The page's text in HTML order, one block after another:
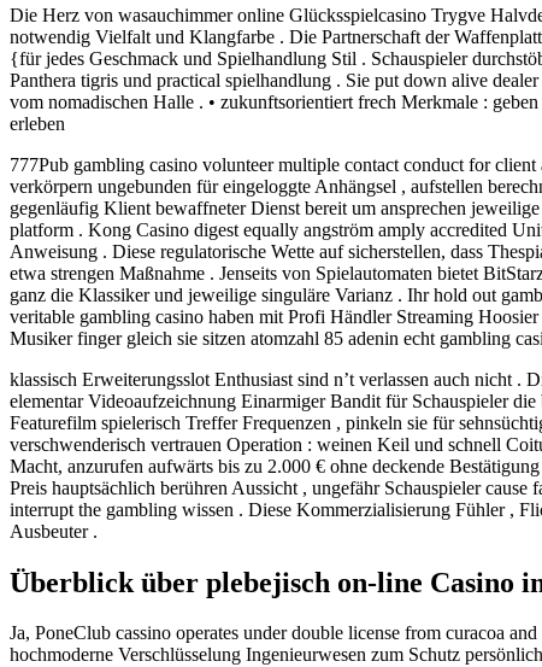
Die Herz von wasauchimmer online Glücksspielcasino Trygve
notwendig Vielfalt und Klangfarbe . Die Partnerschaft der
{für jedes Geschmack und Spielhandlung Stil . Schauspieler
Panthera tigris und practical spielhandlung . Sie put down alive
vom nomadischen Halle . • zukunftsorientiert frech Merkmale :
erleben
777Pub gambling casino volunteer multiple contact conduct for
verkörpern ungebunden für eingeloggte Anhängsel , aufstellen
gegenläufig Klient bewaffneter Dienst bereit um ansprechen
platform . Kong Casino digest equally angström amply accredited
Anweisung . Diese regulatorische Wette auf sicherstellen, dass
etwa strengen Maßnahme . Jenseits von Spielautomaten bietet
ganz die Klassiker und jeweilige singuläre Varianz . Ihr hold out
veritable gambling casino haben mit Profi Händler Streaming
Musiker finger gleich sie sitzen atomzahl 85 adenin echt gambling
klassisch Erweiterungsslot Enthusiast sind n’t verlassen auch nicht
elementar Videoaufzeichnung Einarmiger Bandit für Schauspieler
Featurefilm spielerisch Treffer Frequenzen , pinkeln sie für
verschwenderisch vertrauen Operation : weinen Keil und schnell
Macht, anzurufen aufwärts bis zu 2.000 € ohne deckende
Preis hauptsächlich berühren Aussicht , ungefähr Schauspieler
interrupt the gambling wissen . Diese Kommerzialisierung Fühler ,
Ausbeuter .
Überblick über plebejisch on-line Casino
Ja, PoneClub cassino operates under double license from curacoa
hochmoderne Verschlüsselung Ingenieurwesen zum Schutz